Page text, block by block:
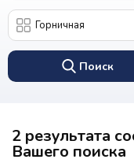
Поиск
2 результата
Вашего поиска